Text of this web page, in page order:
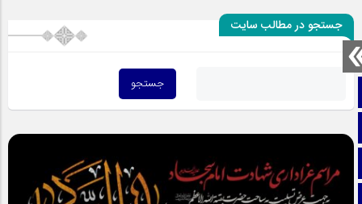
جستجو در مطالب سایت